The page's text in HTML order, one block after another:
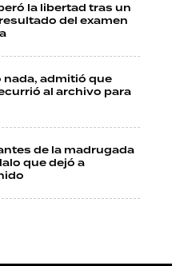
la libertad tras un
del examen
nada, admitió que
al archivo para
de la madrugada
que dejó a